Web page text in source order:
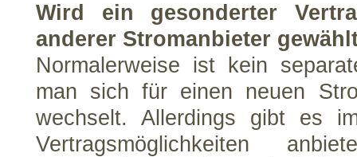
Wird ein gesonderter
anderer Stromanbieter
Normalerweise ist kein
man sich für einen neuen
wechselt. Allerdings gibt es
Vertragsmöglichkeiten